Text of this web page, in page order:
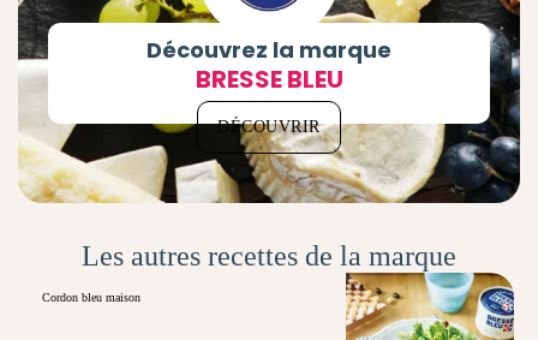
Découvrez la marque
BRESSE BLEU
DÉCOUVRIR
Les autres recettes de la marque
Cordon bleu maison